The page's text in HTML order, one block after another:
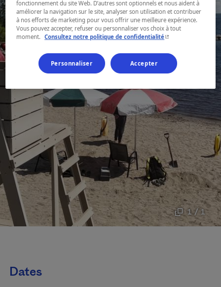
1 / 1
Dates
fonctionnement du site Web. D’autres sont optionnels et nous aident à
améliorer la navigation sur le site, analyser son utilisation et contribuer
à nos efforts de marketing pour vous offrir une meilleure expérience.
Vous pouvez accepter, refuser ou personnaliser vos choix à tout
moment.
Consultez notre politique de confidentialité- Cet hyperlien
Personnaliser Accepter